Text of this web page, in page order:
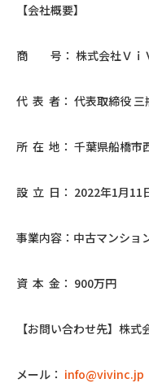
【会社概要】
商 号： 株式会社Ｖｉ
代 表 者： 代表取締役 三
所 在 地： 千葉県船橋市
設 立 日： 2022年1月11
事業内容：中古マンショ
資 本 金： 900万円
【お問い合わせ先】株式
メール： info@vivinc.jp